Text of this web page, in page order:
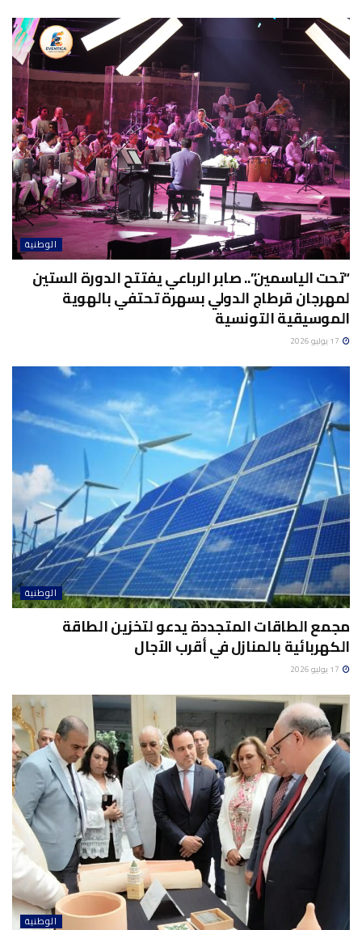
الوطنية
“تحت الياسمين”.. صابر الرباعي يفتتح الدورة الستين
لمهرجان قرطاج الدولي بسهرة تحتفي بالهوية
الموسيقية التونسية
الوطنية
مجمع الطاقات المتجددة يدعو لتخزين الطاقة
الكهربائية بالمنازل في أقرب الآجال
الوطنية